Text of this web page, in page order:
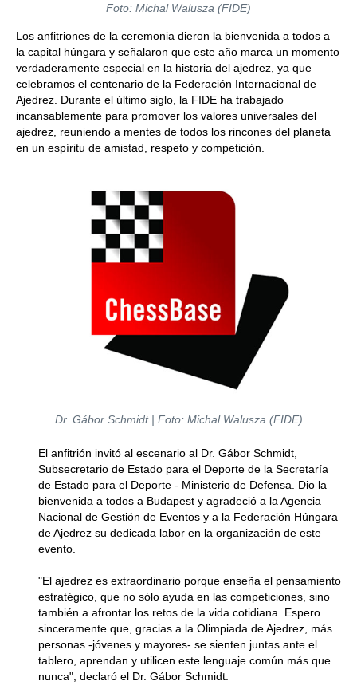
Foto: Michal Walusza (FIDE)
Los anfitriones de la ceremonia dieron la bienvenida a todos a
la capital húngara y señalaron que este año marca un momento
verdaderamente especial en la historia del ajedrez, ya que
celebramos el centenario de la Federación Internacional de
Ajedrez. Durante el último siglo, la FIDE ha trabajado
incansablemente para promover los valores universales del
ajedrez, reuniendo a mentes de todos los rincones del planeta
en un espíritu de amistad, respeto y competición.
Dr. Gábor Schmidt | Foto: Michal Walusza (FIDE)
El anfitrión invitó al escenario al Dr. Gábor Schmidt,
Subsecretario de Estado para el Deporte de la Secretaría
de Estado para el Deporte - Ministerio de Defensa. Dio la
bienvenida a todos a Budapest y agradeció a la Agencia
Nacional de Gestión de Eventos y a la Federación Húngara
de Ajedrez su dedicada labor en la organización de este
evento.
"El ajedrez es extraordinario porque enseña el pensamiento
estratégico, que no sólo ayuda en las competiciones, sino
también a afrontar los retos de la vida cotidiana. Espero
sinceramente que, gracias a la Olimpiada de Ajedrez, más
personas -jóvenes y mayores- se sienten juntas ante el
tablero, aprendan y utilicen este lenguaje común más que
nunca", declaró el Dr. Gábor Schmidt.